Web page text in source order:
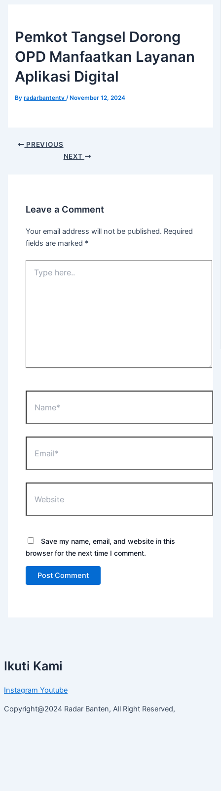
Pemkot Tangsel Dorong
OPD Manfaatkan Layanan
Aplikasi Digital
Byradarbantentv/ November 12, 2024
PREVIOUS
NEXT
Leave a Comment
Your email address will not be published. Required
fields are marked *
here..
Save my name, email, and website in this
browser for the next time I comment.
Ikuti Kami
Instagram Youtube
Copyright@2024 Radar Banten, All Right Reserved,